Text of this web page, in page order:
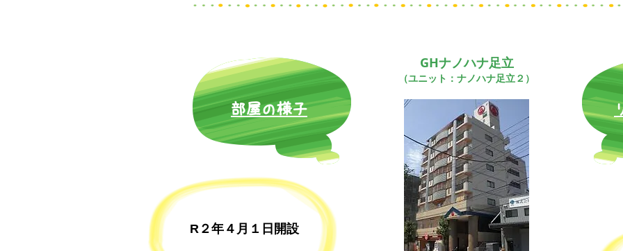
​部屋の様子
R２年４月１日開設
GHナノハナ足立
（ユニット：ナノハナ足立２）